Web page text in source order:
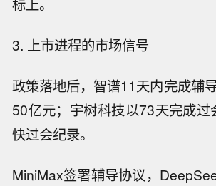
标上。
3. 上市进程的市场信号
政策落地后，智谱11天内完成辅
50亿元；宇树科技以73天完成过
快过会纪录。
MiniMax签署辅导协议，